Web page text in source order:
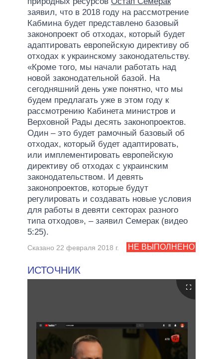
заявил, что в 2018 году на рассмотрение
Кабмина будет представлено базовый
законопроект об отходах, который будет
адаптировать европейскую директиву об
отходах к украинскому законодательству.
«Кроме того, мы начали работать над
новой законодательной базой. На
сегодняшний день уже понятно, что мы
будем предлагать уже в этом году к
рассмотрению Кабинета министров и
Верховной Рады десять законопроектов.
Один – это будет рамочный базовый об
отходах, который будет адаптировать,
или имплементировать европейскую
директиву об отходах с украинским
законодательством. И девять
законопроектов, которые будут
регулировать и создавать новые условия
для работы в девяти секторах разного
типа отходов», – заявил Семерак (видео
5:25).
НЕ ВЫПОЛНЕНО
Сказано 22 февраля 2018 г.
ИСТОЧНИК